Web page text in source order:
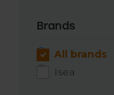
Brands
All brands
Isea